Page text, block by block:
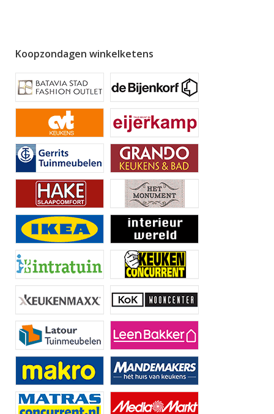
Koopzondagen winkelketens